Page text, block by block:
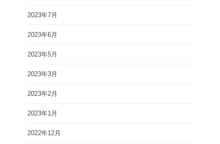
2023年7月
2023年6月
2023年5月
2023年3月
2023年2月
2023年1月
2022年12月